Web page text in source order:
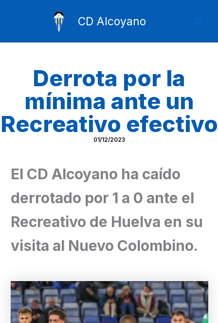
CD Alcoyano
Derrota por la
mínima ante un
Recreativo efectivo
01/12/2023
El CD Alcoyano ha caído
derrotado por 1 a 0 ante el
Recreativo de Huelva en su
visita al Nuevo Colombino.